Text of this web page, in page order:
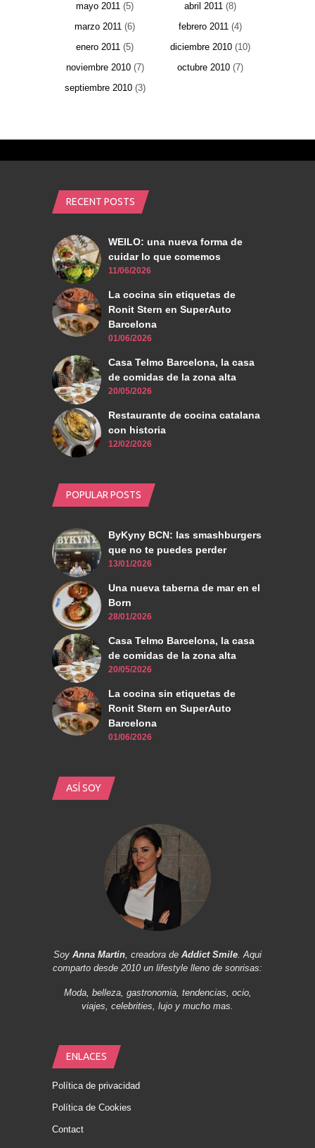
mayo 2011 (5) abril 2011 (8)
marzo 2011 (6) febrero 2011 (4)
enero 2011 (5) diciembre 2010 (10)
noviembre 2010(7) octubre 2010 (7)
septiembre 2010(3)
RECENT POSTS
WEILO: una nueva forma de
cuidar lo que comemos
11/06/2026
La cocina sin etiquetas de
Ronit Stern en SuperAuto
Barcelona
01/06/2026
Casa Telmo Barcelona, la casa
de comidas de la zona alta
20/05/2026
Restaurante de cocina catalana
con historia
12/02/2026
POPULAR POSTS
ByKyny BCN: las smashburgers
que no te puedes perder
13/01/2026
Una nueva taberna de mar en el
Born
28/01/2026
Casa Telmo Barcelona, la casa
de comidas de la zona alta
20/05/2026
La cocina sin etiquetas de
Ronit Stern en SuperAuto
Barcelona
01/06/2026
ASÍ SOY
Soy Anna Martin, creadora de Addict Smile. Aqui
comparto desde 2010 un lifestyle lleno de sonrisas:
Moda, belleza, gastronomia, tendencias, ocio,
viajes, celebrities, lujo y mucho mas.
ENLACES
Política de privacidad
Política de Cookies
Contact